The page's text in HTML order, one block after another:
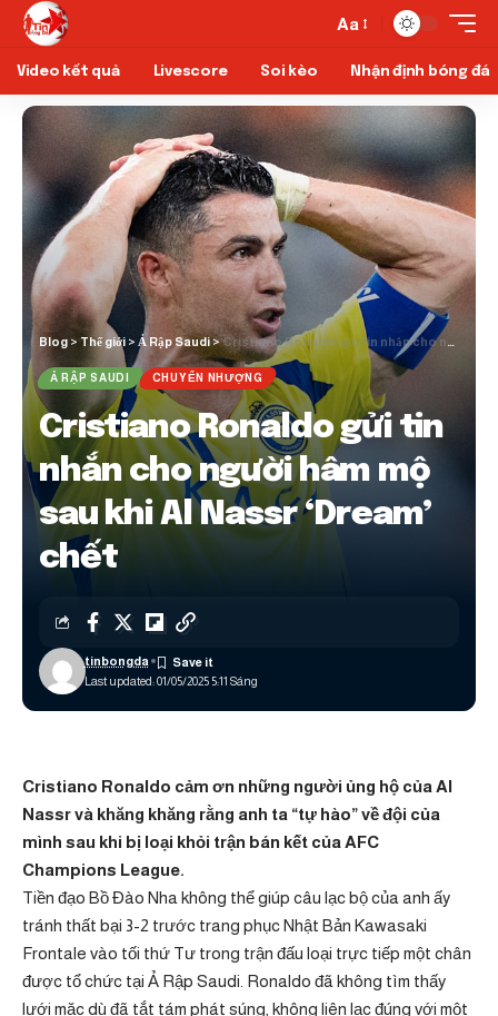
Aa
Video kết quả Livescore Soi kèo Nhận định bóng đá
Blog > Thế giới > Ả Rập Saudi >Cristiano Ronaldo gửi tin nhắn cho người hâm mộ sau khi Al Nassr ‘Dream’ chết
Ả RẬP SAUDI CHUYỂN NHƯỢNG
Cristiano Ronaldo gửi tin
nhắn cho người hâm mộ
sau khi Al Nassr ‘Dream’
chết
Last updated: 01/05/2025 5:11 Sáng
tinbongda
Cristiano Ronaldo cảm ơn những người ủng hộ của Al
Nassr và khăng khăng rằng anh ta “tự hào” về đội của
mình sau khi bị loại khỏi trận bán kết của AFC
Champions League.
Tiền đạo Bồ Đào Nha không thể giúp câu lạc bộ của anh ấy
tránh thất bại 3-2 trước trang phục Nhật Bản Kawasaki
Frontale vào tối thứ Tư trong trận đấu loại trực tiếp một chân
được tổ chức tại Ả Rập Saudi. Ronaldo đã không tìm thấy
lưới mặc dù đã tắt tám phát súng, không liên lạc đúng với một